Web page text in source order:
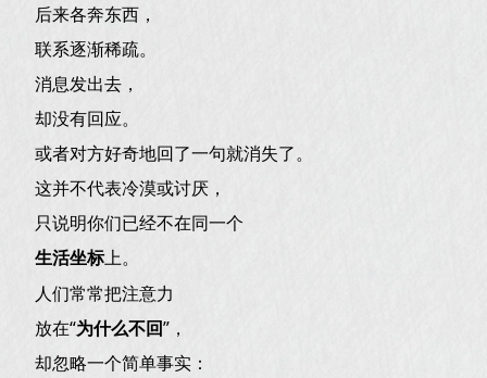
后来各奔东西，
联系逐渐稀疏。
消息发出去，
却没有回应。
或者对方好奇地回了一句就消失了。
这并不代表冷漠或讨厌，
只说明你们已经不在同一个
生活坐标上。
人们常常把注意力
放在“为什么不回”，
却忽略一个简单事实：